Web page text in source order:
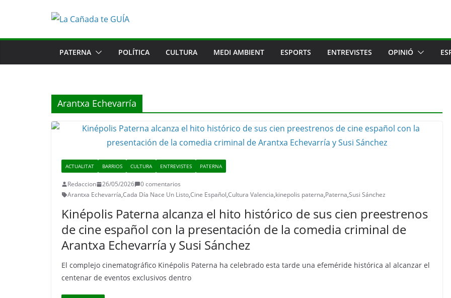
PATERNA POLÍTICA CULTURA MEDI AMBIENT ESPORTS ENTREVISTES OPINIÓ
Arantxa Echevarría
ACTUALITAT BARRIOS CULTURA ENTREVISTES PATERNA
Redaccion 26/05/2026
0 comentarios
Arantxa Echevarría,Cada Día Nace Un Listo,Cine Español,Cultura Valencia,kinepolis paterna,Paterna,Susi Sánchez
Kinépolis Paterna alcanza el hito histórico de sus cien preestrenos
de cine español con la presentación de la comedia criminal de
Arantxa Echevarría y Susi Sánchez
El complejo cinematográfico Kinépolis Paterna ha celebrado esta tarde una efeméride histórica al alcanzar el
centenar de eventos exclusivos dentro